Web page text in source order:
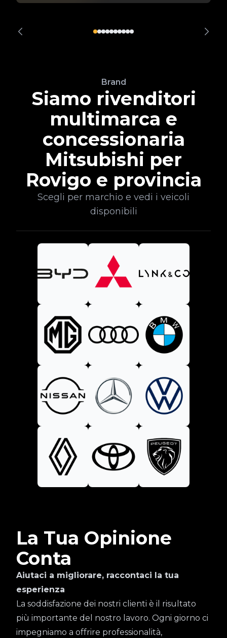
Brand
Siamo rivenditori
multimarca e
concessionaria
Mitsubishi per
Rovigo e provincia
Scegli per marchio e vedi i veicoli
disponibili
La Tua Opinione
Conta
Aiutaci a migliorare, raccontaci la tua
esperienza
La soddisfazione dei nostri clienti è il risultato
più importante del nostro lavoro. Ogni giorno ci
impegniamo a offrire professionalità,